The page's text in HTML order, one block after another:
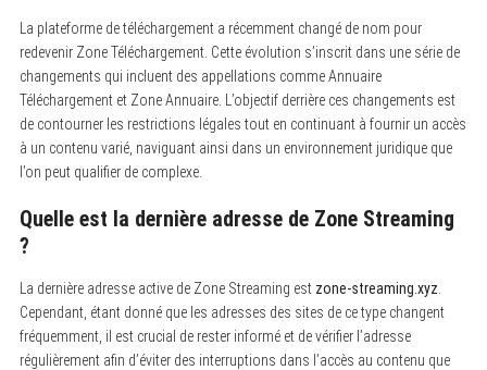
La plateforme de téléchargement a récemment changé de nom pour
redevenir Zone Téléchargement. Cette évolution s’inscrit dans une série de
changements qui incluent des appellations comme Annuaire
Téléchargement et Zone Annuaire. L’objectif derrière ces changements est
de contourner les restrictions légales tout en continuant à fournir un accès
à un contenu varié, naviguant ainsi dans un environnement juridique que
l’on peut qualifier de complexe.
Quelle est la dernière adresse de Zone Streaming
?
La dernière adresse active de Zone Streaming est zone-streaming.xyz
Cependant, étant donné que les adresses des sites de ce type changent
fréquemment, il est crucial de rester informé et de vérifier l’adresse
régulièrement afin d’éviter des interruptions dans l’accès au contenu que